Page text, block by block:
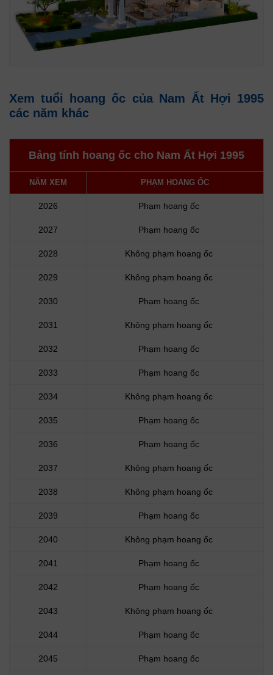
Xem tuổi hoang ốc của Nam Ất Hợi 1995
các năm khác
Bảng tính hoang ốc cho Nam Ất Hợi 1995
NĂM XEM PHẠM HOANG ỐC
2026 Phạm hoang ốc
2027 Phạm hoang ốc
2028 Không phạm hoang ốc
2029 Không phạm hoang ốc
2030 Phạm hoang ốc
2031 Không phạm hoang ốc
2032 Phạm hoang ốc
2033 Phạm hoang ốc
2034 Không phạm hoang ốc
2035 Phạm hoang ốc
2036 Phạm hoang ốc
2037 Không phạm hoang ốc
2038 Không phạm hoang ốc
2039 Phạm hoang ốc
2040 Không phạm hoang ốc
2041 Phạm hoang ốc
2042 Phạm hoang ốc
2043 Không phạm hoang ốc
2044 Phạm hoang ốc
2045 Phạm hoang ốc